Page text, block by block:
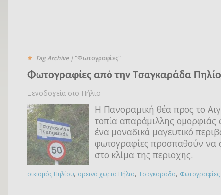
Tag Archive | "Φωτογραφίες"
Φωτογραφίες από την Τσαγκαράδα
Ξενοδοχεία στο Πήλιο
Η Πανοραμική θέα προς το
τοπία απαράμιλλης ομορφιάς
ένα μοναδικά μαγευτικό
φωτογραφίες προσπαθούν να
στο κλίμα της περιοχής.
οικισμός Πηλίου, ορεινά χωριά Πήλιο, Τσαγκαράδα, Φωτογραφίες